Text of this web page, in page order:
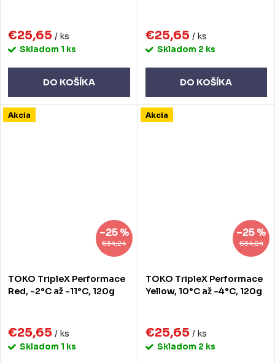
€25,65 / ks
Skladom 1 ks
DO KOŠÍKA
€25,65 / ks
Skladom 2 ks
DO KOŠÍKA
Akcia
€34,24
–25 %
TOKO TripleX Performace
Red, -2°C až -11°C, 120g
€25,65 / ks
Skladom 1 ks
Akcia
€34,24
–25 %
TOKO TripleX Performace
Yellow, 10°C až -4°C, 120g
€25,65 / ks
Skladom 2 ks